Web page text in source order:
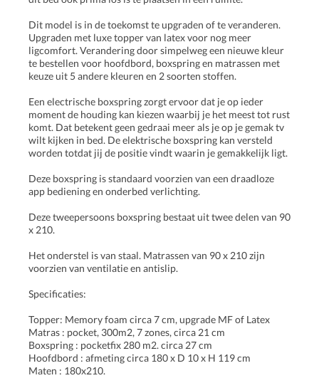
Dit model is in de toekomst te upgraden of te veranderen.
Upgraden met luxe topper van latex voor nog meer
ligcomfort. Verandering door simpelweg een nieuwe kleur
te bestellen voor hoofdbord, boxspring en matrassen met
keuze uit 5 andere kleuren en 2 soorten stoffen.
Een electrische boxspring zorgt ervoor dat je op ieder
moment de houding kan kiezen waarbij je het meest tot rust
komt. Dat betekent geen gedraai meer als je op je gemak tv
wilt kijken in bed. De elektrische boxspring kan versteld
worden totdat jij de positie vindt waarin je gemakkelijk ligt.
Deze boxspring is standaard voorzien van een draadloze
app bediening en onderbed verlichting.
Deze tweepersoons boxspring bestaat uit twee delen van 90
x 210.
Het onderstel is van staal. Matrassen van 90 x 210 zijn
voorzien van ventilatie en antislip.
Specificaties:
Topper: Memory foam circa 7 cm, upgrade MF of Latex
Matras : pocket, 300m2, 7 zones, circa 21 cm
Boxspring : pocketfix 280 m2. circa 27 cm
Hoofdbord : afmeting circa 180 x D 10 x H 119 cm
Maten : 180x210.